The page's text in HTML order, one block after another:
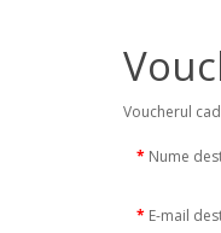
Voucherul
Nume
E-mail